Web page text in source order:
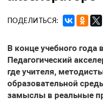
ПОДЕЛИТЬСЯ:
В конце учебного года
Педагогический
где учителя,
образовательной
замыслы в реальные